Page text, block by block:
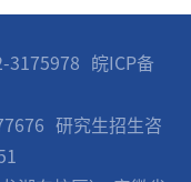
3175978
皖ICP备
研究生招生咨